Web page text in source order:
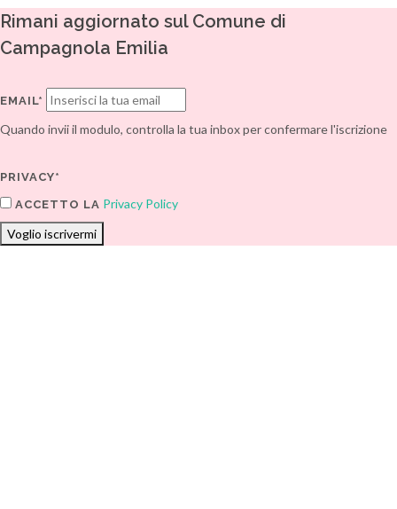
Rimani aggiornato sul Comune di
Campagnola Emilia
EMAIL*
Quando invii il modulo, controlla la tua inbox per confermare l'iscrizione
PRIVACY*
ACCETTO LA Privacy Policy
Voglio iscrivermi